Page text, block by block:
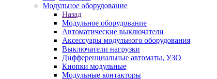
Модульное оборудование
Назад
Модульное оборудование
Автоматические выключатели
Аксессуары модульного оборудования
Выключатели нагрузки
Дифференциальные автоматы, УЗО
Кнопки модульные
Модульные контакторы